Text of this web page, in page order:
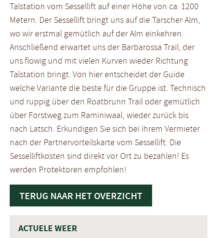
Talstation vom Sessellift auf einer Höhe von ca. 1200
Metern. Der Sessellift bringt uns auf die Tarscher Alm,
wo wir erstmal gemütlich auf der Alm einkehren.
Anschließend erwartet uns der Barbarossa Trail, der
uns flowig und mit vielen Kurven wieder Richtung
Talstation bringt. Von hier entscheidet der Guide
welche Variante die beste für die Gruppe ist. Technisch
und ruppig über den Roatbrunn Trail oder gemütlich
über Forstweg zum Raminiwaal, wieder zurück bis
nach Latsch. Erkundigen Sie sich bei ihrem Vermieter
nach der Partnervorteilskarte vom Sessellift. Die
Sesselliftkosten sind direkt vor Ort zu bezahlen! Es
werden Protektoren empfohlen!
TERUG NAAR HET OVERZICHT
ACTUELE WEER